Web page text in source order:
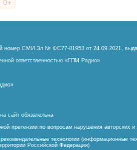
номер СМИ Эл № ФС77-81953 от 24.09.2021,
ответственностью «ГПМ Радио»
сайт обязательна
претензии по вопросам нарушения авторских
технологии (информационные
Российской Федерации)